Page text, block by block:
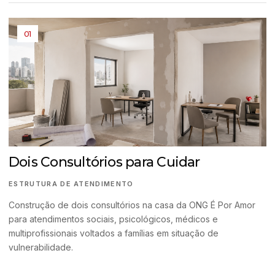
01
Dois Consultórios para Cuidar
ESTRUTURA DE ATENDIMENTO
Construção de dois consultórios na casa da ONG É Por Amor
para atendimentos sociais, psicológicos, médicos e
multiprofissionais voltados a famílias em situação de
vulnerabilidade.